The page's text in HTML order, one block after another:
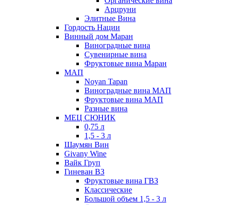
Арцруни
Элитные Вина
Гордость Нации
Винный дом Маран
Виноградные вина
Сувенирные вина
Фруктовые вина Маран
МАП
Noyan Tapan
Виноградные вина МАП
Фруктовые вина МАП
Разные вина
МЕЦ СЮНИК
0,75 л
1,5 - 3 л
Шаумян Вин
Givany Wine
Вайк Груп
Гиневан ВЗ
Фруктовые вина ГВЗ
Классические
Большой объем 1,5 - 3 л